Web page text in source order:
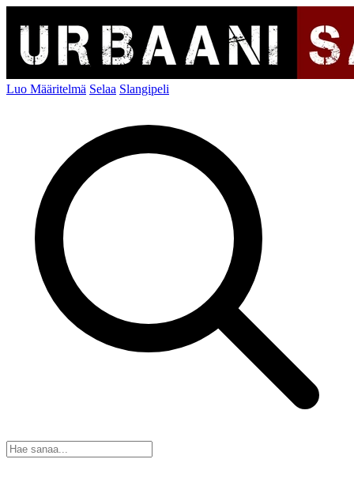
Luo Määritelmä Selaa Slangipeli